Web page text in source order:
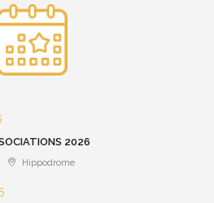
2026
Hippodrome